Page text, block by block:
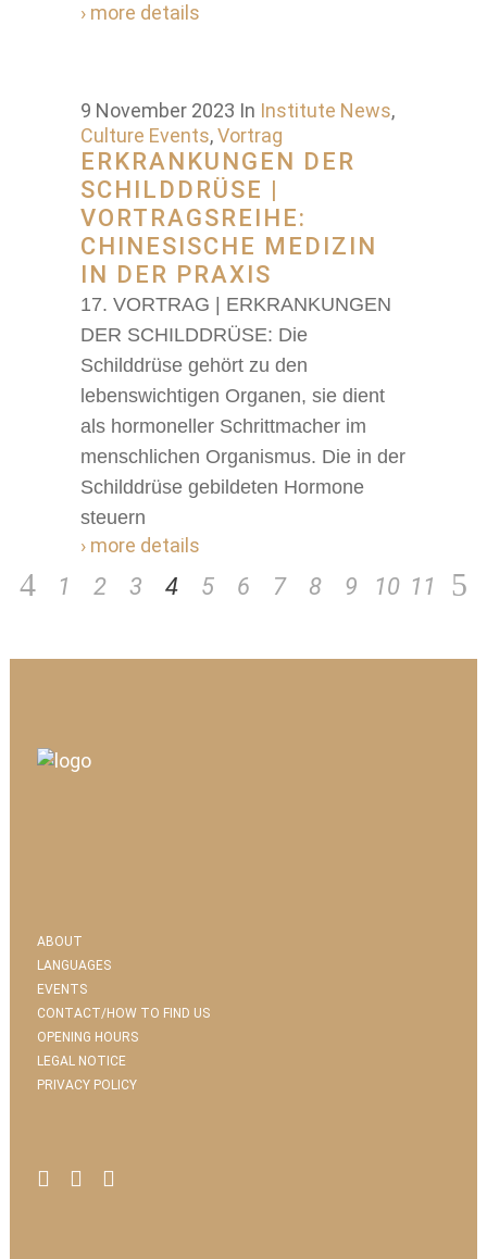
› more details
9 November 2023 In Institute News,
Culture Events,Vortrag
ERKRANKUNGEN DER
SCHILDDRÜSE |
VORTRAGSREIHE:
CHINESISCHE MEDIZIN
IN DER PRAXIS
17. VORTRAG | ERKRANKUNGEN
DER SCHILDDRÜSE: Die
Schilddrüse gehört zu den
lebenswichtigen Organen, sie dient
als hormoneller Schrittmacher im
menschlichen Organismus. Die in der
Schilddrüse gebildeten Hormone
steuern
› more details
1 2 3 4 5 6 7 8 9 10 11
ABOUT
LANGUAGES
EVENTS
CONTACT/HOW TO FIND US
OPENING HOURS
LEGAL NOTICE
PRIVACY POLICY